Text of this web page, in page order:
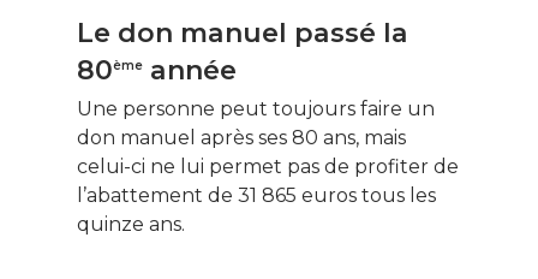
Le don manuel passé la
80ème année
Une personne peut toujours faire un
don manuel après ses 80 ans, mais
celui-ci ne lui permet pas de profiter de
l’abattement de 31 865 euros tous les
quinze ans.